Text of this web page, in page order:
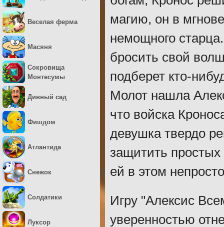
магию, он в
немощного
бросить свой
подберет кто-
Молот нашла
что войска
девушка твердо
защитить
ей в этом
Игру "Алексис
уверенностью
Веселая ферма
Масяня
Сокровища
Монтесумы
Дивный сад
Фишдом
Атлантида
Снежок
Солдатики
Луксор